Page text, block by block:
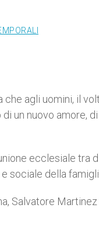
che agli uomini, il
un nuovo amore,
ecclesiale tra
sociale della
Salvatore